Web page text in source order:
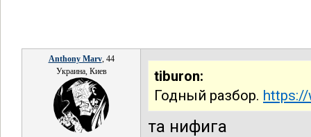
Anthony Marv, 44
Украина, Киев
tiburon:
Годный разбор. https://
та нифига